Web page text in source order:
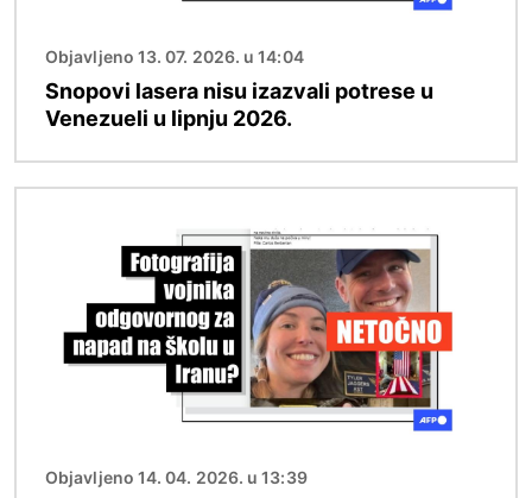
Objavljeno 13. 07. 2026. u 14:04
Snopovi lasera nisu izazvali potrese u
Venezueli u lipnju 2026.
Objavljeno 14. 04. 2026. u 13:39